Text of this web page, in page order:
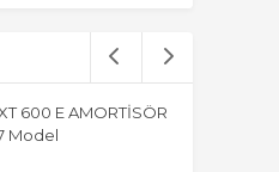
600 E AMORTİSÖR
Model